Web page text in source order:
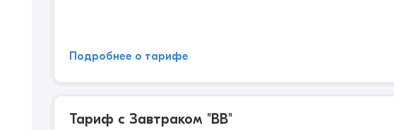
Подробнее о тарифе
Тариф с Завтраком "BB"